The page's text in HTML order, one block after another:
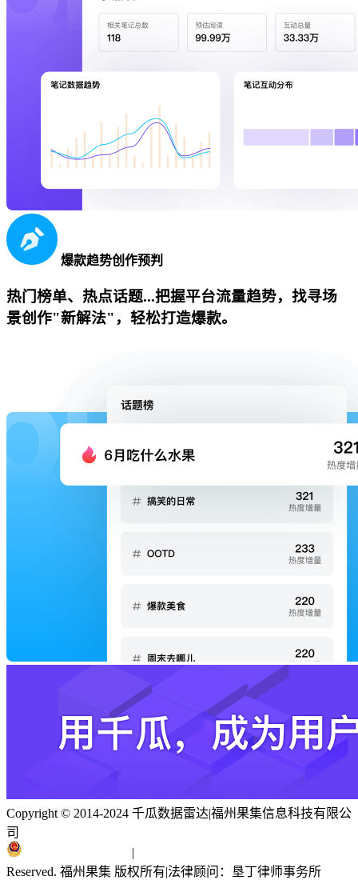
爆款趋势创作预判
热门榜单、热点话题...把握平台流量趋势，找寻场
景创作"新解法"，轻松打造爆款。
Copyright © 2014-2024 千瓜数据雷达|福州果集信息科技有限公
司
|
Reserved. 福州果集 版权所有|法律顾问：垦丁律师事务所